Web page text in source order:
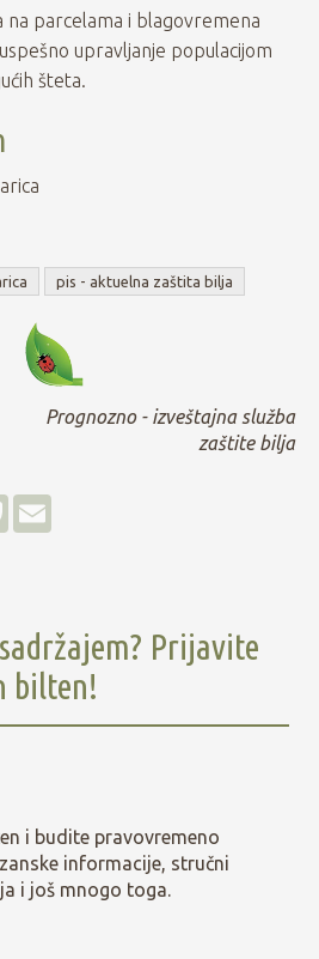
na parcelama i blagovremena
upravljanje populacijom
šteta.
pis - aktuelna zaštita bilja
Prognozno - izveštajna služba
zaštite bilja
P
o
Prijavite
bilten!
i budite pravovremeno
informacije, stručni
i još mnogo toga.